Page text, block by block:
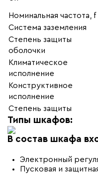
Номинальная частота, f
Система заземления
Степень защиты
оболочки
Климатическое
исполнение
Конструктивное
исполнение
Степень защиты
Типы шкафов:
В состав шкафа
Электронный
Пусковая и